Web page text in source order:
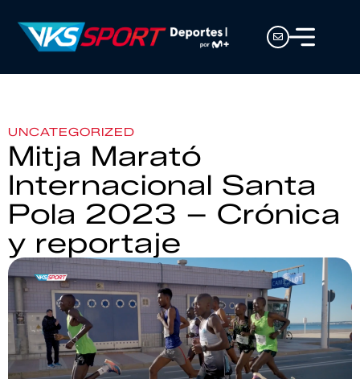
UNCATEGORIZED
Mitja Marató
Internacional Santa
Pola 2023 – Crónica
y reportaje